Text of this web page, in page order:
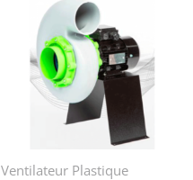
Ventilateur Plastique